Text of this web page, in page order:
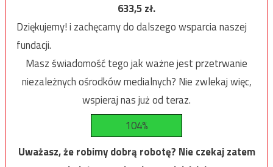
633,5zł.
Dziękujemy! i zachęcamy do dalszego wsparcia naszej
fundacji.
Masz świadomość tego jak ważne jest przetrwanie
niezależnych ośrodków medialnych? Nie zwlekaj więc,
wspieraj nas już od teraz.
104%
Uważasz, że robimy dobrą robotę? Nie czekaj zatem